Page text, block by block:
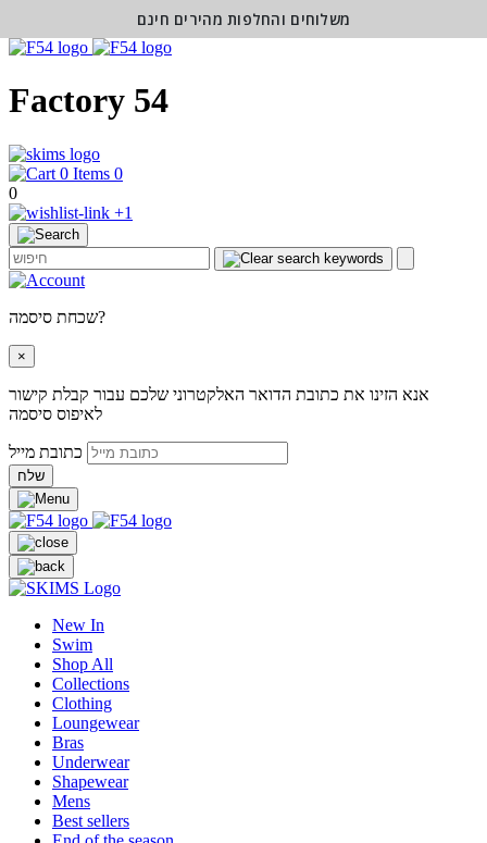
Factory 54
0
0
+1
שכחת סיסמה?
×
אנא הזינו את כתובת הדואר האלקטרוני שלכם עבור קבלת קישור
לאיפוס סיסמה
שלח
New In
Swim
Shop All
Collections
Clothing
Loungewear
Bras
Underwear
Shapewear
Mens
Best sellers
משלוחים והחלפות מהירים חינם